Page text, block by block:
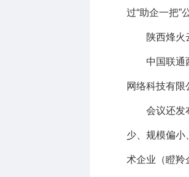
过“助企一把”
陕西烽火
中国联通
网络科技有限
会议还发
少、规模偏小
术企业（瞪羚